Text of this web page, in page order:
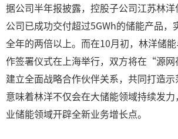
据公司半年报披露，控股子公司江苏林
公司已成功交付超过5GWh的储能产品，
全年的两倍以上。而在10月初，林洋储
作签署仪式在上海举行，双方将在“源
建立全面战略合作伙伴关系，共同打造
意味着林洋不仅会在大储能领域持续发
业储能领域开辟全新业务增长点。